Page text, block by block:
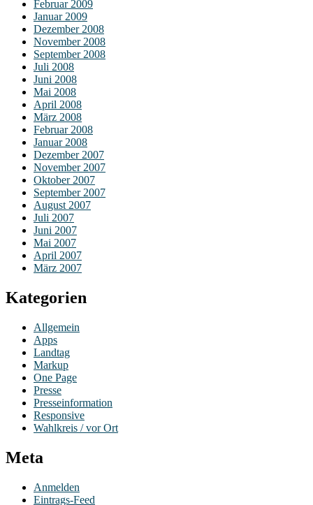
Februar 2009
Januar 2009
Dezember 2008
November 2008
September 2008
Juli 2008
Juni 2008
Mai 2008
April 2008
März 2008
Februar 2008
Januar 2008
Dezember 2007
November 2007
Oktober 2007
September 2007
August 2007
Juli 2007
Juni 2007
Mai 2007
April 2007
März 2007
Kategorien
Allgemein
Apps
Landtag
Markup
One Page
Presse
Presseinformation
Responsive
Wahlkreis / vor Ort
Meta
Anmelden
Eintrags-Feed